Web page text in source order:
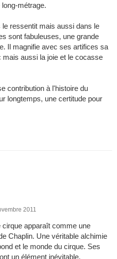
métrage.
ressentit mais aussi dans le
sont fabuleuses, une grande
Il magnifie avec ses artifices sa
aussi la joie et le cocasse
contribution à l'histoire du
longtemps, une certitude pour
2011
cirque apparaît comme une
Chaplin. Une véritable alchimie
et le monde du cirque. Ses
un élément inévitable.